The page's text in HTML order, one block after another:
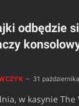
odbędzie
31
w kasynie The